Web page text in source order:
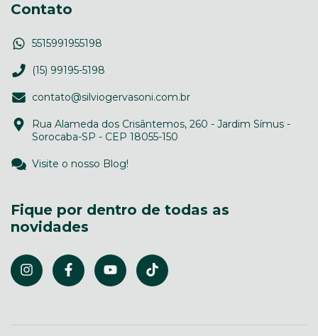
Contato
5515991955198
(15) 99195-5198
contato@silviogervasoni.com.br
Rua Alameda dos Crisântemos, 260 - Jardim Símus -
Sorocaba-SP - CEP 18055-150
Visite o nosso Blog!
Fique por dentro de todas as
novidades